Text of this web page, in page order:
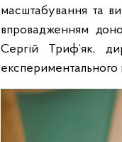
масштабування та
впровадженням
Сергій Триф’як,
експериментального